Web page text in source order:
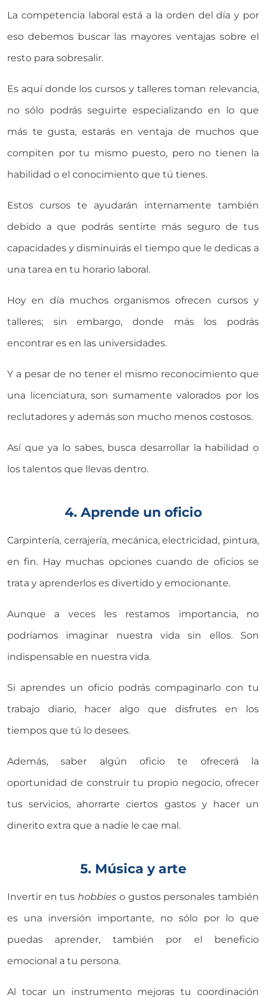
La competencia laboral está a la orden del día y por
eso debemos buscar las mayores ventajas sobre el
resto para sobresalir.
Es aquí donde los cursos y talleres toman relevancia,
no sólo podrás seguirte especializando en lo que
más te gusta, estarás en ventaja de muchos que
compiten por tu mismo puesto, pero no tienen la
habilidad o el conocimiento que tú tienes.
Estos cursos te ayudarán internamente también
debido a que podrás sentirte más seguro de tus
capacidades y disminuirás el tiempo que le dedicas a
una tarea en tu horario laboral.
Hoy en día muchos organismos ofrecen cursos y
talleres; sin embargo, donde más los podrás
encontrar es en las universidades.
Y a pesar de no tener el mismo reconocimiento que
una licenciatura, son sumamente valorados por los
reclutadores y además son mucho menos costosos.
Así que ya lo sabes, busca desarrollar la habilidad o
los talentos que llevas dentro.
4. Aprende un oficio
Carpintería, cerrajería, mecánica, electricidad, pintura,
en fin. Hay muchas opciones cuando de oficios se
trata y aprenderlos es divertido y emocionante.
Aunque a veces les restamos importancia, no
podríamos imaginar nuestra vida sin ellos. Son
indispensable en nuestra vida.
Si aprendes un oficio podrás compaginarlo con tu
trabajo diario, hacer algo que disfrutes en los
tiempos que tú lo desees.
Además, saber algún oficio te ofrecerá la
oportunidad de construir tu propio negocio, ofrecer
tus servicios, ahorrarte ciertos gastos y hacer un
dinerito extra que a nadie le cae mal.
5. Música y arte
Invertir en tus hobbies o gustos personales también
es una inversión importante, no sólo por lo que
puedas aprender, también por el beneficio
emocional a tu persona.
Al tocar un instrumento mejoras tu coordinación